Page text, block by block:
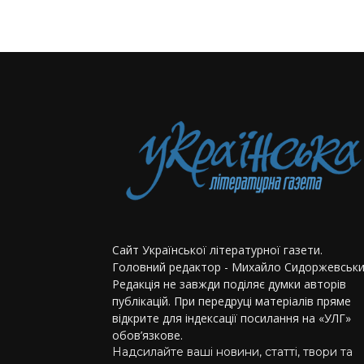
Сайт Української літературної газети.
Головний редактор - Михайло
Редакція не завжди поділяє думки авторів
публікацій. При передруці матеріалів пряме
відкрите для індексації посилання на «УЛГ»
обов’язкове.
Надсилайте ваші новини, статті, твори та